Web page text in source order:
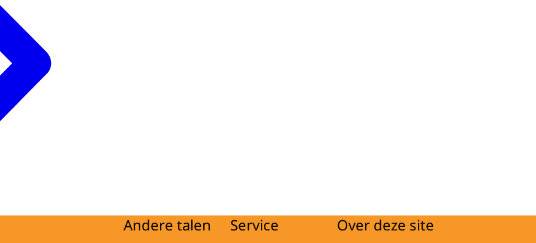
Andere talen Service Over deze site